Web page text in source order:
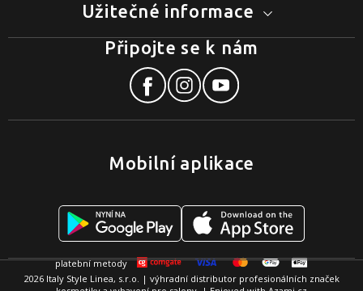
Užitečné informace
Mobilní aplikace
Připojte se k nám
2026 Italy Style Linea, s.r.o. | výhradní distributor profesionálních značek